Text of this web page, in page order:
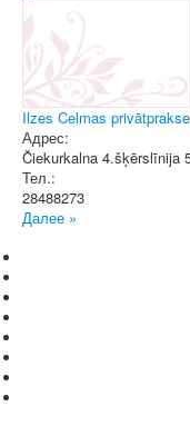
Ilzes Celmas privātprakse
Адрес:
Čiekurkalna 4.šķērslīnija
Тел.:
28488273
Далее »